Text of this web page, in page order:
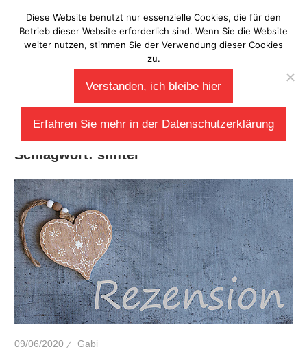
Inhalt
springen
Laberladen
Schlagwort: shifter
09/06/2020 Gabi
Diese Website benutzt nur essenzielle Cookies, die für den
Betrieb dieser Website erforderlich sind. Wenn Sie die Website
weiter nutzen, stimmen Sie der Verwendung dieser Cookies
zu.
Verstanden, ich bleibe hier
Erfahren Sie mehr in der Datenschutzerklärung